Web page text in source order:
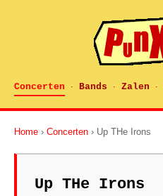
Concerten · Bands · Zalen ·
Home › Concerten › Up THe Irons
Up THe Irons